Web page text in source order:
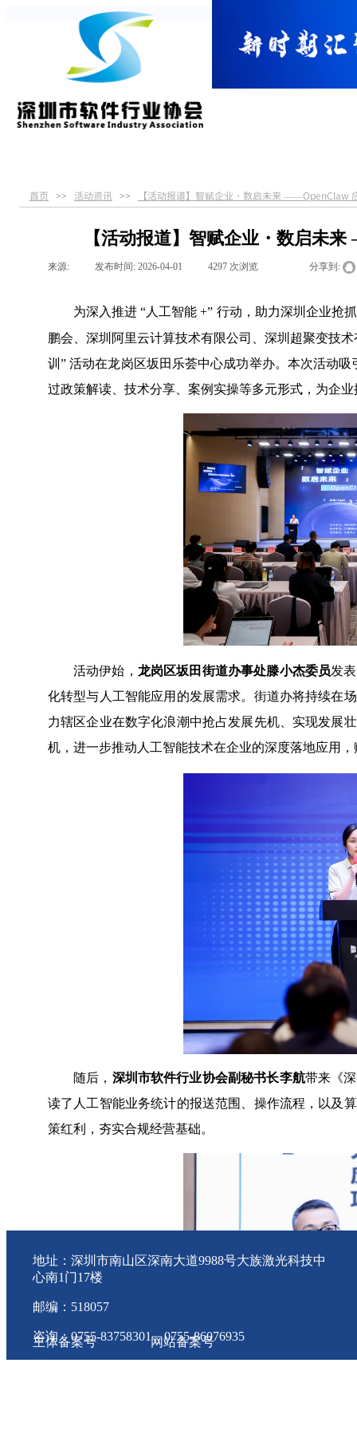
首页 >> 活动资讯 >> 【活动报道】智赋企业・数启未来 ——OpenClaw
【活动报道】智赋企业・数启未
来源: 发布时间: 2026-04-01 4297 次浏览 分享到:
为深入推进 “人工智能 +” 行动，助力深圳企业抢
鹏会、深圳阿里云计算技术有限公司、深圳超聚变技
训” 活动在龙岗区坂田乐荟中心成功举办。本次活动
过政策解读、技术分享、案例实操等多元形式，为企
活动伊始， 龙岗区坂田街道办事处滕小杰委员发
化转型与人工智能应用的发展需求。街道办将持续在
力辖区企业在数字化浪潮中抢占发展先机、实现发展
机，进一步推动人工智能技术在企业的深度落地应用
随后， 深圳市软件行业协会副秘书长李航带来《
读了人工智能业务统计的报送范围、操作流程，以及
策红利，夯实合规经营基础。
地址：深圳市南山区深南大道9988号大族激光科技中
心南1门17楼
邮编：518057
咨询：0755-83758301 0755-86076935
主体备案号 网站备案号